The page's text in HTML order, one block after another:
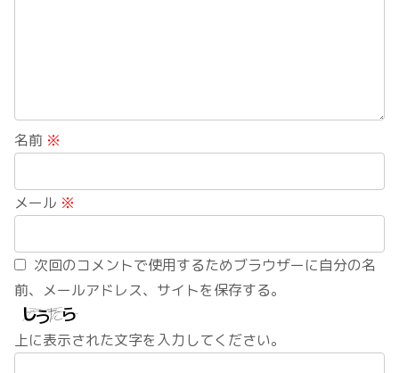
名前 ※
メール ※
次回のコメントで使用するためブラウザーに自分の名
前、メールアドレス、サイトを保存する。
上に表示された文字を入力してください。